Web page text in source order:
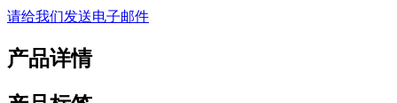
请给我们发送电子邮件
产品详情